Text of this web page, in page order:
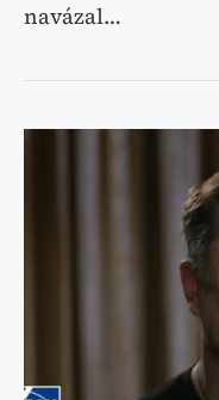
navázal…